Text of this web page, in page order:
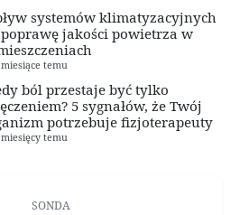
systemów klimatyzacyjnych
jakości powietrza w
temu
ból przestaje być tylko
5 sygnałów, że Twój
potrzebuje fizjoterapeuty
temu
SONDA